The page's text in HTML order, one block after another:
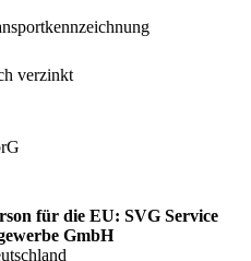
verzinkt
für die EU: SVG Service
GmbH